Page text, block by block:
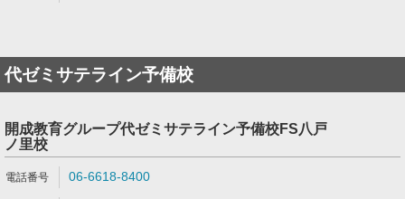
代ゼミサテライン予備校
開成教育グループ代ゼミサテライン予備校FS八戸
ノ里校
06-6618-8400